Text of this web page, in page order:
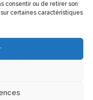
consentir ou de retirer son
certaines caractéristiques